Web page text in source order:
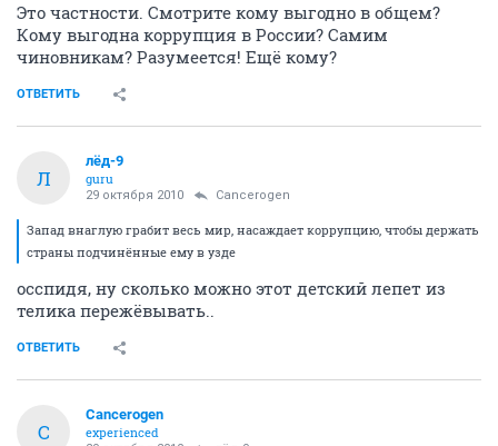
Это частности. Смотрите кому выгодно в общем?
Кому выгодна коррупция в России? Самим
чиновникам? Разумеется! Ещё кому?
ОТВЕТИТЬ
Л
лёд-9
guru
29 октября 2010 Cancerogen
Запад внаглую грабит весь мир, насаждает коррупцию, чтобы держать
страны подчинённые ему в узде
осспидя, ну сколько можно этот детский лепет из
телика пережёвывать..
ОТВЕТИТЬ
C
Cancerogen
experienced